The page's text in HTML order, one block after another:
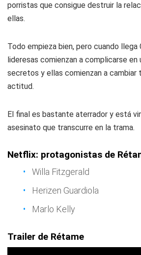
porristas que consigue destruir la
ellas.
Todo empieza bien, pero cuando
lideresas comienzan a complicarse en
secretos y ellas comienzan a
actitud.
El final es bastante aterrador y está
asesinato que transcurre en la trama.
Netflix: protagonistas de
Willa Fitzgerald
Herizen Guardiola
Marlo Kelly
Trailer de Rétame